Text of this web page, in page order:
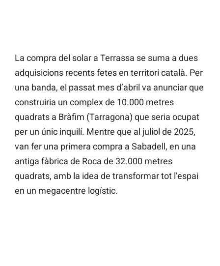
La compra del solar a Terrassa se suma a dues
adquisicions recents fetes en territori català. Per
una banda, el passat mes d’abril va anunciar que
construiria un complex de 10.000 metres
quadrats a Bràfim (Tarragona) que seria ocupat
per un únic inquilí. Mentre que al juliol de 2025,
van fer una primera compra a Sabadell, en una
antiga fàbrica de Roca de 32.000 metres
quadrats, amb la idea de transformar tot l’espai
en un megacentre logístic.